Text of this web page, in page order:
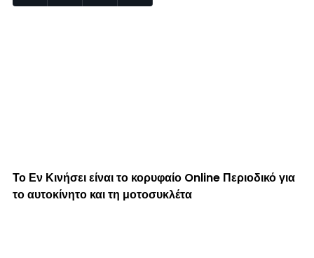
Το Εν Κινήσει είναι το κορυφαίο Online Περιοδικό για
το αυτοκίνητο και τη μοτοσυκλέτα